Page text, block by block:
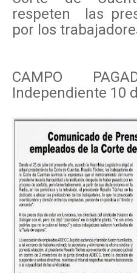
respeten las
por los
CAMPO
Independiente 10